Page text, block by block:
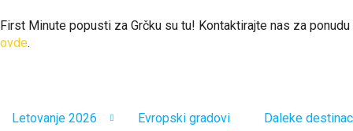
First Minute popusti za Grčku su tu! Kontaktirajte nas za ponudu
ovde.
Letovanje 2026 Evropski gradovi Daleke